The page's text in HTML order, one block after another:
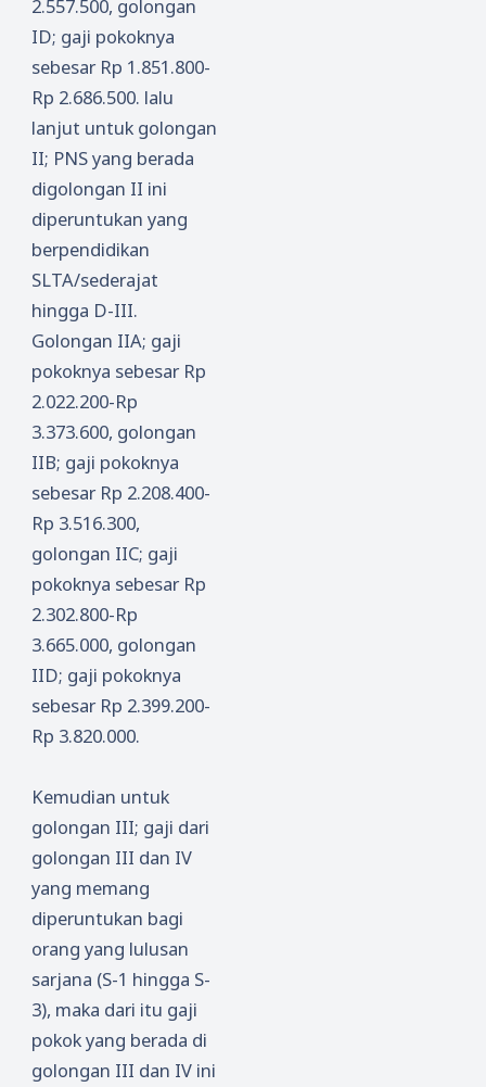
2.557.500, golongan
ID; gaji pokoknya
sebesar Rp 1.851.800-
Rp 2.686.500. lalu
lanjut untuk golongan
II; PNS yang berada
digolongan II ini
diperuntukan yang
berpendidikan
SLTA/sederajat
hingga D-III.
Golongan IIA; gaji
pokoknya sebesar Rp
2.022.200-Rp
3.373.600, golongan
IIB; gaji pokoknya
sebesar Rp 2.208.400-
Rp 3.516.300,
golongan IIC; gaji
pokoknya sebesar Rp
2.302.800-Rp
3.665.000, golongan
IID; gaji pokoknya
sebesar Rp 2.399.200-
Rp 3.820.000.
Kemudian untuk
golongan III; gaji dari
golongan III dan IV
yang memang
diperuntukan bagi
orang yang lulusan
sarjana (S-1 hingga S-
3), maka dari itu gaji
pokok yang berada di
golongan III dan IV ini